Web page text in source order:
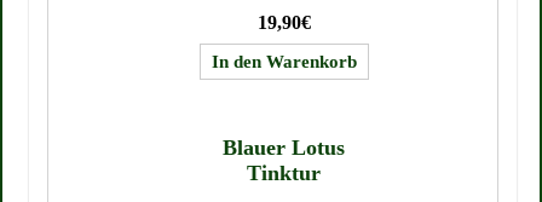
19,90€
Blauer Lotus
Tinktur